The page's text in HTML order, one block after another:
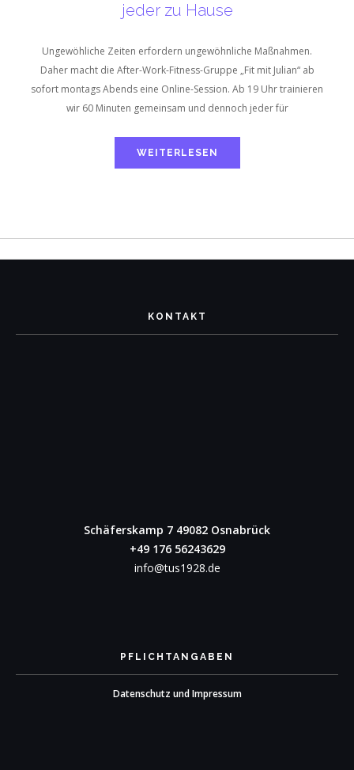
jeder zu Hause
Ungewöhliche Zeiten erfordern ungewöhnliche Maßnahmen.
Daher macht die After-Work-Fitness-Gruppe „Fit mit Julian“ ab
sofort montags Abends eine Online-Session. Ab 19 Uhr trainieren
wir 60 Minuten gemeinsam und dennoch jeder für
WEITERLESEN
KONTAKT
Schäferskamp 7 49082 Osnabrück
+49 176 56243629
info@tus1928.de
PFLICHTANGABEN
Datenschutz und Impressum